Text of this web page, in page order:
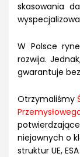
skasowania
W Polsce
rozwija.
gwarantuje
Otrzymaliśmy
niejawnych o
struktur UE,